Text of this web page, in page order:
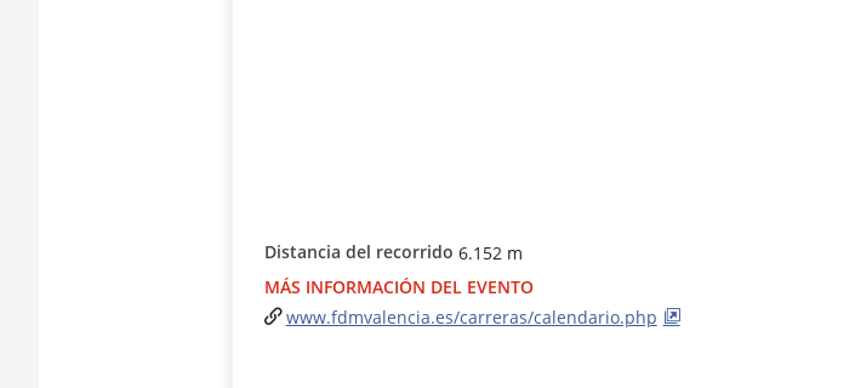
Distancia del recorrido 6.152 m
MÁS INFORMACIÓN DEL EVENTO
www.fdmvalencia.es/carreras/calendario.php